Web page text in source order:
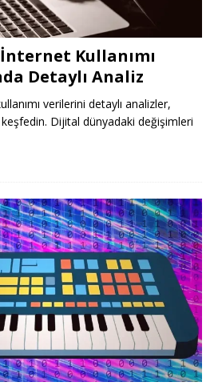
Kullanımı
Detaylı Analiz
verilerini detaylı analizler,
Dijital dünyadaki değişimleri